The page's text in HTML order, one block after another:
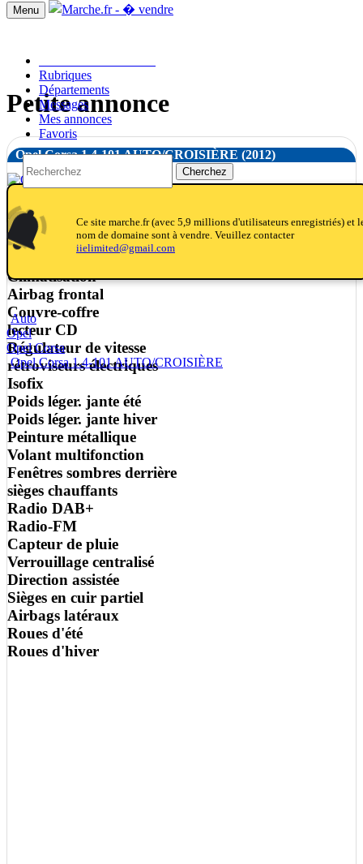
Menu
Rubriques
Départements
Messages
Mes annonces
Favoris
Cherchez
notifications
notifications
Ce site marche.fr (avec 5,9 millions d'utilisateurs enregistriés) et
nom de domaine sont à vendre. Veuillez contacter
iielimited@gmail.com
Auto
Opel
Opel Corsa
Opel Corsa 1.4-101 AUTO/CROISIÈRE
Petite annonce
Opel Corsa 1.4-101 AUTO/CROISIÈRE (2012)
L'ABS
Entrée AUX
Climatisation
Airbag frontal
Couvre-coffre
lecteur CD
Régulateur de vitesse
rétroviseurs électriques
Isofix
Poids léger. jante été
Poids léger. jante hiver
Peinture métallique
Volant multifonction
Fenêtres sombres derrière
sièges chauffants
Radio DAB+
Radio-FM
Capteur de pluie
Verrouillage centralisé
Direction assistée
Sièges en cuir partiel
Airbags latéraux
Roues d'été
Roues d'hiver